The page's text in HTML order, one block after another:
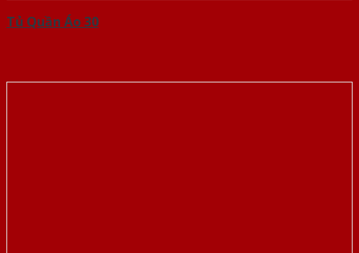
Tủ Quần Áo 30